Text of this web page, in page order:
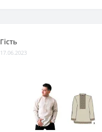
Гість
17.06.2023